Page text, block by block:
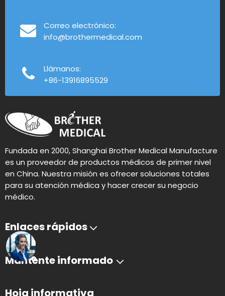
Correo electrónico:
info@brothermedical.com
Llámanos:
+86-13916895529
Fundada en 2000, Shanghai Brother Medical Manufacture
es un proveedor de productos médicos de primer nivel
en China. Nuestra misión es ofrecer soluciones totales
para su atención médica y hacer crecer su negocio
médico.
Enlaces rápidos
Mantente informado
Hoja informativa